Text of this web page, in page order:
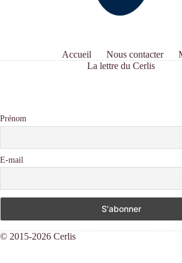
Accueil Nous contacter
La lettre du Cerlis
Prénom
E-mail
© 2015-2026 Cerlis